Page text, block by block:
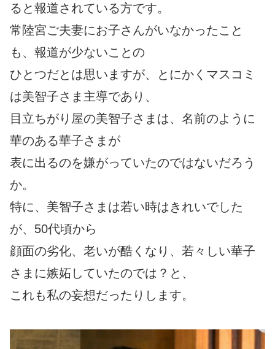
ると報道されている方です。
常陸宮ご夫妻にお子さんがいなかったこと
も、報道が少ないことの
ひとつだとは思いますが、とにかくマスコミ
は美智子さま主導であり、
目立ちがり屋の美智子さまは、名前のように
華のある華子さまが
表に出るのを嫌がっていたのではないだろう
か。
特に、美智子さまは若い時はきれいでした
が、50代頃から
顔面の劣化、老いが酷くなり、若々しい華子
さまに嫉妬していたのでは？と、
これも私の妄想だったりします。